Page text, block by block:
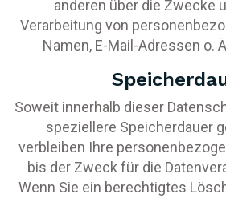
anderen über die Zwecke
Verarbeitung von
Namen, E-Mail-Adressen o.
Soweit innerhalb dieser
speziellere Speicherdauer
verbleiben Ihre
bis der Zweck für die
Wenn Sie ein berechtigtes